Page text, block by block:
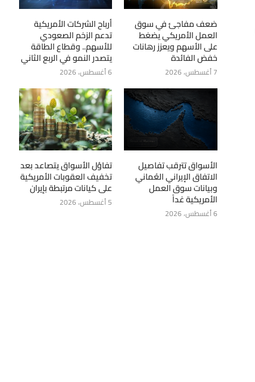
ضعف مفاجئ في سوق
العمل الأمريكي يضغط
على الأسهم ويعزز رهانات
خفض الفائدة
7 أغسطس، 2026
أرباح الشركات الأمريكية
تدعم الزخم الصعودي
للأسهم.. وقطاع الطاقة
يتصدر النمو في الربع الثاني
6 أغسطس، 2026
الأسواق تترقب تفاصيل
الاتفاق الإيراني العُماني
وبيانات سوق العمل
الأمريكية غداً
6 أغسطس، 2026
تفاؤل الأسواق يتصاعد بعد
تخفيف العقوبات الأمريكية
على كيانات مرتبطة بإيران
5 أغسطس، 2026